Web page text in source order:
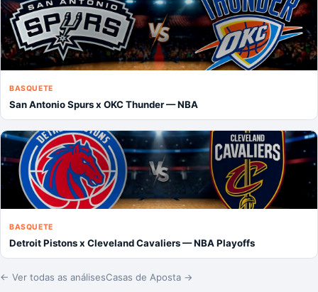
BASQUETE
San Antonio Spurs x OKC Thunder — NBA
BASQUETE
Detroit Pistons x Cleveland Cavaliers — NBA Playoffs
← Ver todas as análisesCasas de Aposta →